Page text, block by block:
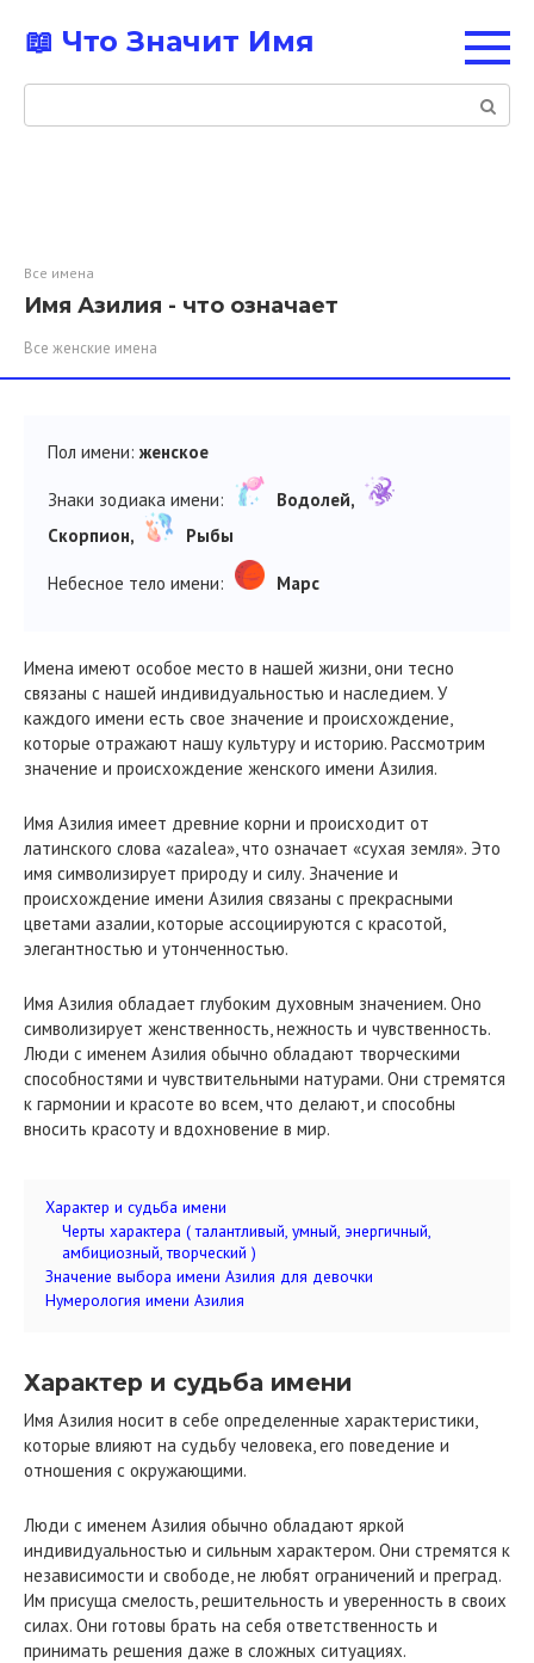
контенту
📖 Что Значит Имя
Поиск:
Все имена
Имя Азилия - что означает
Все женские имена
Пол имени: женское
Знаки зодиака имени:
Водолей,
Скорпион,
Рыбы
Небесное тело имени: Марс
Имена имеют особое место в нашей жизни, они тесно
связаны с нашей индивидуальностью и наследием. У
каждого имени есть свое значение и происхождение,
которые отражают нашу культуру и историю. Рассмотрим
значение и происхождение женского имени Азилия.
Имя Азилия имеет древние корни и происходит от
латинского слова «azalea», что означает «сухая земля». Это
имя символизирует природу и силу. Значение и
происхождение имени Азилия связаны с прекрасными
цветами азалии, которые ассоциируются с красотой,
элегантностью и утонченностью.
Имя Азилия обладает глубоким духовным значением. Оно
символизирует женственность, нежность и чувственность.
Люди с именем Азилия обычно обладают творческими
способностями и чувствительными натурами. Они стремятся
к гармонии и красоте во всем, что делают, и способны
вносить красоту и вдохновение в мир.
Характер и судьба имени
Черты характера ( талантливый, умный, энергичный,
амбициозный, творческий )
Значение выбора имени Азилия для девочки
Нумерология имени Азилия
Характер и судьба имени
Имя Азилия носит в себе определенные характеристики,
которые влияют на судьбу человека, его поведение и
отношения с окружающими.
Люди с именем Азилия обычно обладают яркой
индивидуальностью и сильным характером. Они стремятся к
независимости и свободе, не любят ограничений и преград.
Им присуща смелость, решительность и уверенность в своих
силах. Они готовы брать на себя ответственность и
принимать решения даже в сложных ситуациях.